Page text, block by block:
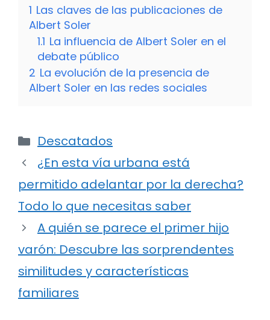
1 Las claves de las publicaciones de
Albert Soler
1.1 La influencia de Albert Soler en el
debate público
2 La evolución de la presencia de
Albert Soler en las redes sociales
Categorías
Descatados
¿En esta vía urbana está
permitido adelantar por la derecha?
Todo lo que necesitas saber
A quién se parece el primer hijo
varón: Descubre las sorprendentes
similitudes y características
familiares